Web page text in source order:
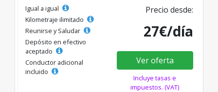
Igual a igual
Kilometraje ilimitado
Reunirse y Saludar
Depósito en efectivo
aceptado
Conductor adicional
incluido
Precio desde:
27€/día
Ver oferta
Incluye tasas e
impuestos. (VAT)